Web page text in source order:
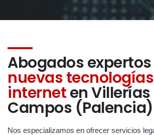
Abogados expertos
nuevas
interneten Villerías
Campos (Palencia)
Nos especializamos en ofrecer servicios